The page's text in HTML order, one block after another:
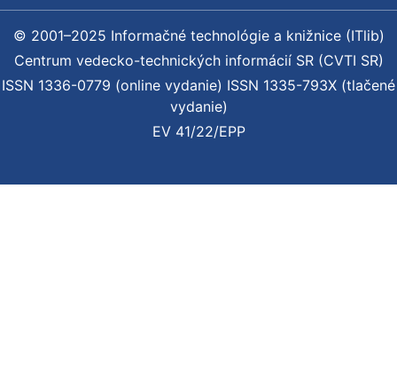
© 2001–2025 Informačné technológie a knižnice (ITlib)
Centrum vedecko-technických informácií SR (CVTI SR)
ISSN 1336-0779 (online vydanie) ISSN 1335-793X (tlačené
vydanie)
EV 41/22/EPP